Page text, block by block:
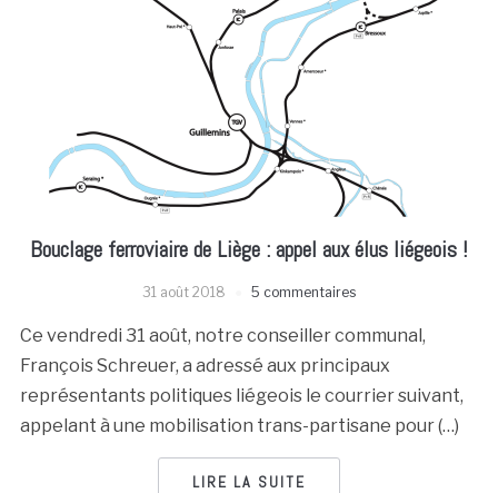
Bouclage ferroviaire de Liège : appel aux élus liégeois !
31 août 2018 5 commentaires
Ce vendredi 31 août, notre conseiller communal,
François Schreuer, a adressé aux principaux
représentants politiques liégeois le courrier suivant,
appelant à une mobilisation trans-partisane pour (…)
LIRE LA SUITE